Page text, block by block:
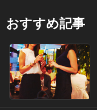
おすすめ記事